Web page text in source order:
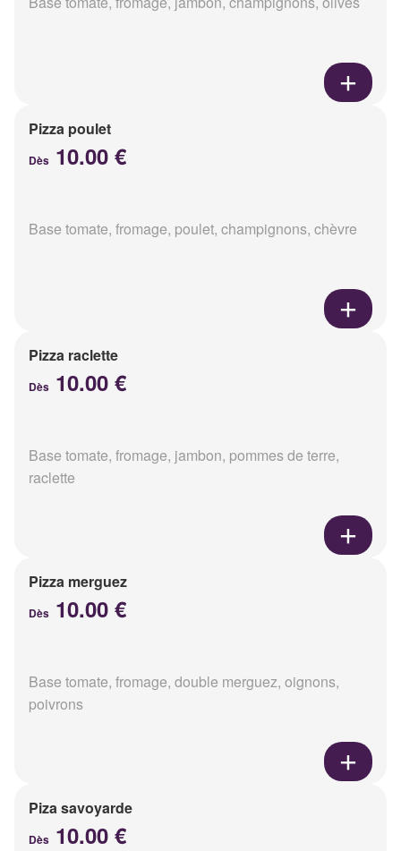
Pizza poulet
Dès 10.00 €
Base tomate, fromage, poulet, champignons, chèvre
Pizza raclette
Dès 10.00 €
Base tomate, fromage, jambon, pommes de terre,
raclette
Pizza merguez
Dès 10.00 €
Base tomate, fromage, double merguez, oignons,
poivrons
Piza savoyarde
Dès 10.00 €